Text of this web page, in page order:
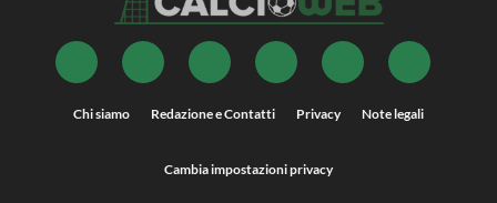
Chi siamo Redazione e Contatti Privacy Note legali
Cambia impostazioni privacy